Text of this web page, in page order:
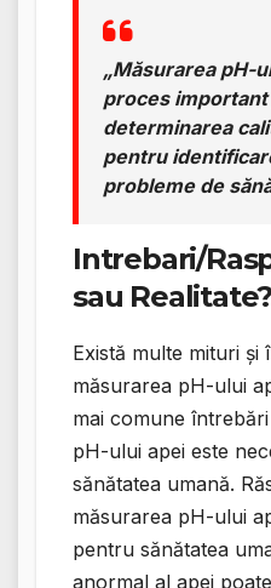
„Măsurarea pH-
proces
determinarea
pentru
probleme de
Intrebari/
sau Realitate?
Există multe mituri și
măsurarea pH-ului
mai comune
pH-ului apei este
sănătatea umană.
măsurarea pH-ului
pentru sănătatea
anormal al apei